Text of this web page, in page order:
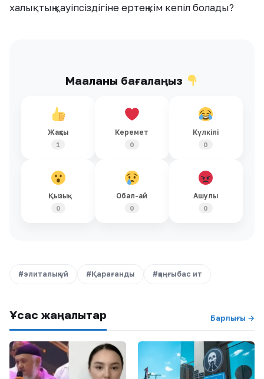
халықтың қауіпсіздігіне ертең кім кепіл болады?
Мақаланы бағалаңыз
Жақсы
1
Керемет
0
Күлкілі
0
Қызық
0
Обал-ай
0
Ашулы
0
#элиталық үй #Қарағанды #қаңғыбас ит
Ұқсас жаңалықтар Барлығы →